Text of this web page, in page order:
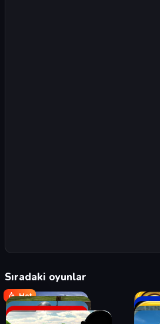
Sıradaki oyunlar
Hot